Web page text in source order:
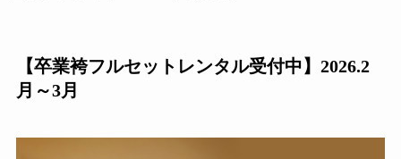
【卒業袴フルセットレンタル受付中】2026.2
月～3月